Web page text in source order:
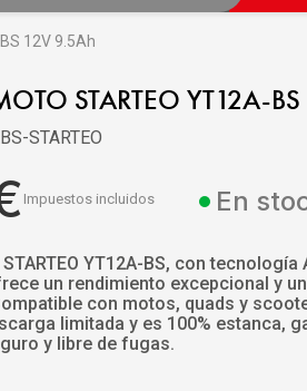
12V 9.5Ah
STARTEO YT12A-
STARTEO
Impuestos incluidos En
YT12A-BS, con tecnología
un rendimiento excepcional y
con motos, quads y
limitada y es 100% estanca,
y libre de fugas.